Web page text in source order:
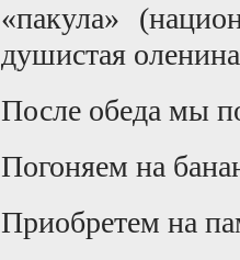
«пакула»
душистая
После обеда мы
Погоняем на
Приобретем на